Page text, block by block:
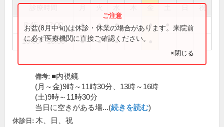
祝
8:45～12:00 ● ● ● ●
16:00～18:30 ● ● ●
お盆(8月中旬)は休診・休業の場合があります。来院前
に必ず医療機関に直接ご確認ください。
×閉じる
備考: ■内視鏡
(月～金)9時～11時30分、13時～16時
(土)9時～11時30分
当日に空きがある場...(続きを読む)
休診日: 木、日、祝